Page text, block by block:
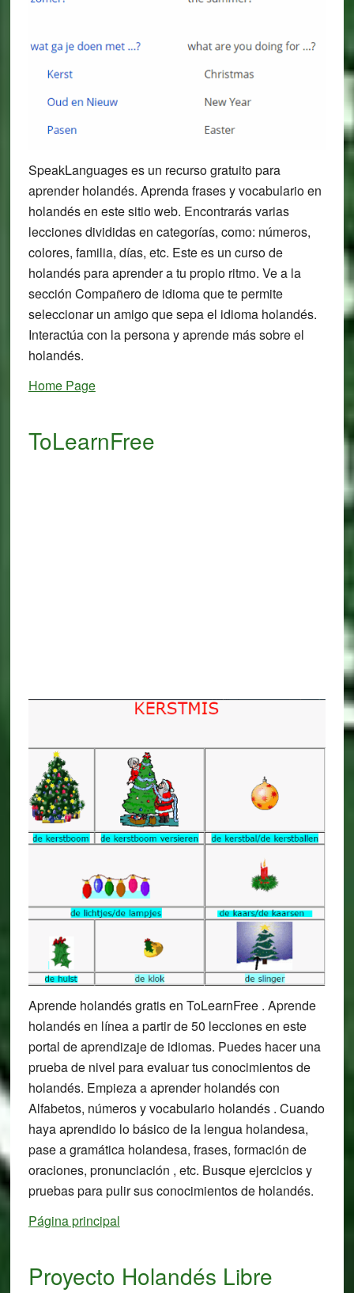
SpeakLanguages es un recurso gratuito para
aprender holandés. Aprenda frases y vocabulario en
holandés en este sitio web. Encontrarás varias
lecciones divididas en categorías, como: números,
colores, familia, días, etc. Este es un curso de
holandés para aprender a tu propio ritmo. Ve a la
sección Compañero de idioma que te permite
seleccionar un amigo que sepa el idioma holandés.
Interactúa con la persona y aprende más sobre el
holandés.
Home Page
ToLearnFree
Aprende holandés gratis en ToLearnFree . Aprende
holandés en línea a partir de 50 lecciones en este
portal de aprendizaje de idiomas. Puedes hacer una
prueba de nivel para evaluar tus conocimientos de
holandés. Empieza a aprender holandés con
Alfabetos, números y vocabulario holandés . Cuando
haya aprendido lo básico de la lengua holandesa,
pase a gramática holandesa, frases, formación de
oraciones, pronunciación , etc. Busque ejercicios y
pruebas para pulir sus conocimientos de holandés.
Página principal
Proyecto Holandés Libre